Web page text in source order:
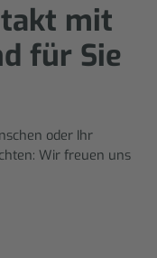
mit
für Sie
oder Ihr
Wir freuen uns